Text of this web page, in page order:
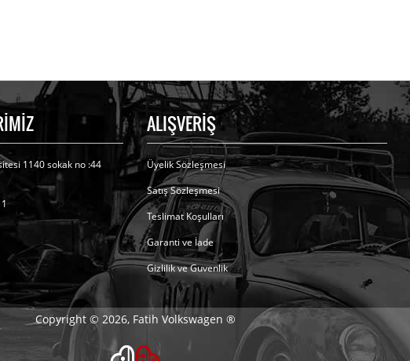
1140 sokak no :44
ALIŞVERİŞ
Üyelik Sözleşmesi
Satış Sözleşmesi
Teslimat Koşulları
Garanti ve İade
Gizlilik ve Guvenlik
Copyright © 2026, Fatih Volkswagen ®